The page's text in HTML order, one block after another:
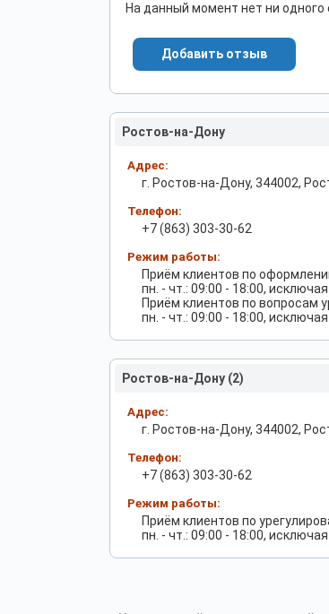
На данный момент нет ни
Добавить отзыв
Ростов-на-Дону
Адрес:
г. Ростов-на-Дону, 344002,
Телефон:
+7 (863) 303-30-62
Режим работы:
Приём клиентов по
пн. - чт.: 09:00 - 18:00,
Приём клиентов по вопросам
пн. - чт.: 09:00 - 18:00,
Ростов-на-Дону (2)
Адрес:
г. Ростов-на-Дону, 344002,
Телефон:
+7 (863) 303-30-62
Режим работы:
Приём клиентов по
пн. - чт.: 09:00 - 18:00,